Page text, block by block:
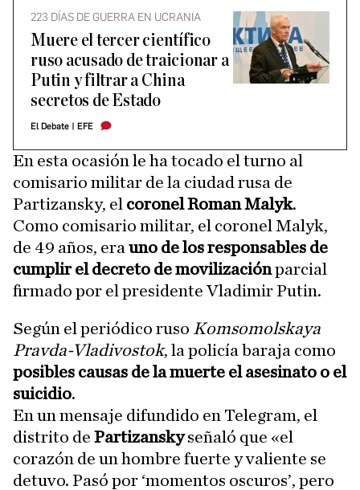
223 DÍAS DE GUERRA EN UCRANIA
Muere el tercer científico
ruso acusado de traicionar a
Putin y filtrar a China
secretos de Estado
El Debate | EFE
En esta ocasión le ha tocado el turno al
comisario militar de la ciudad rusa de
Partizansky, el coronel Roman Malyk.
Como comisario militar, el coronel Malyk,
de 49 años, era uno de los responsables de
cumplir el decreto de movilizaciónparcial
firmado por el presidente Vladimir Putin.
Según el periódico ruso Komsomolskaya
Pravda-Vladivostok, la policía baraja como
posibles causas de la muerte el asesinato o el
suicidio.
En un mensaje difundido en Telegram, el
distrito de Partizanskyseñaló que «el
corazón de un hombre fuerte y valiente se
detuvo. Pasó por ‘momentos oscuros’, pero